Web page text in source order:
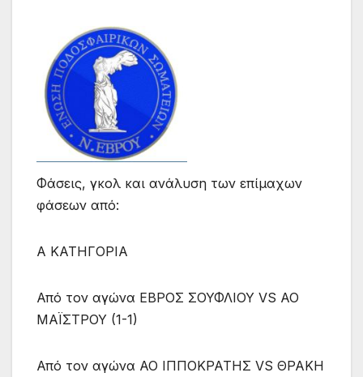
Φάσεις, γκολ και ανάλυση των επίμαχων
φάσεων από:
Α ΚΑΤΗΓΟΡΙΑ
Από τον αγώνα ΕΒΡΟΣ ΣΟΥΦΛΙΟΥ VS ΑΟ
ΜΑΪΣΤΡΟΥ (1-1)
Από τον αγώνα ΑΟ ΙΠΠΟΚΡΑΤΗΣ VS ΘΡΑΚΗ